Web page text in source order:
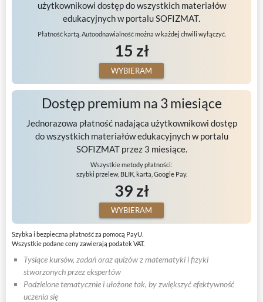
użytkownikowi dostęp do wszystkich materiałów
edukacyjnych w portalu SOFIZMAT.
Płatność kartą. Autoodnawialność można w każdej chwili wyłączyć.
15 zł
WYBIERAM
Dostęp premium na 3 miesiące
Jednorazowa płatność nadająca użytkownikowi dostęp
do wszystkich materiałów edukacyjnych w portalu
SOFIZMAT przez 3 miesiące.
Wszystkie metody płatności:
szybki przelew, BLIK, karta, Google Pay.
39 zł
WYBIERAM
Szybka i bezpieczna płatność za pomocą PayU.
Wszystkie podane ceny zawierają podatek VAT.
Tysiące kursów, zadań oraz quizów z matematyki i fizyki
stworzonych przez ekspertów
Podzielone tematycznie i ułożone tak, by zwiększyć efektywność
uczenia się